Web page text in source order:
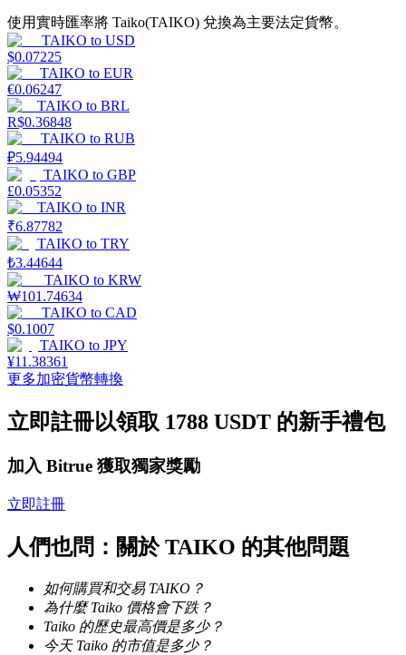
理財
增值寶
使您的資產穩定增值
使用實時匯率將 Taiko(TAIKO) 兌換為主要法定貨幣。
TAIKO to USD
$0.07225
TAIKO to EUR
€0.06247
TAIKO to BRL
R$0.36848
TAIKO to RUB
₽5.94494
TAIKO to GBP
£0.05352
TAIKO to INR
₹6.87782
TAIKO to TRY
₺3.44644
TAIKO to KRW
₩101.74634
TAIKO to CAD
$0.1007
TAIKO to JPY
¥11.38361
更多加密貨幣轉換
立即註冊以領取 1788 USDT 的新手禮包
加入 Bitrue 獲取獨家獎勵
立即註冊
人們也問：關於 TAIKO 的其他問題
如何購買和交易 TAIKO？
為什麼 Taiko 價格會下跌？
Taiko 的歷史最高價是多少？
今天 Taiko 的市值是多少？